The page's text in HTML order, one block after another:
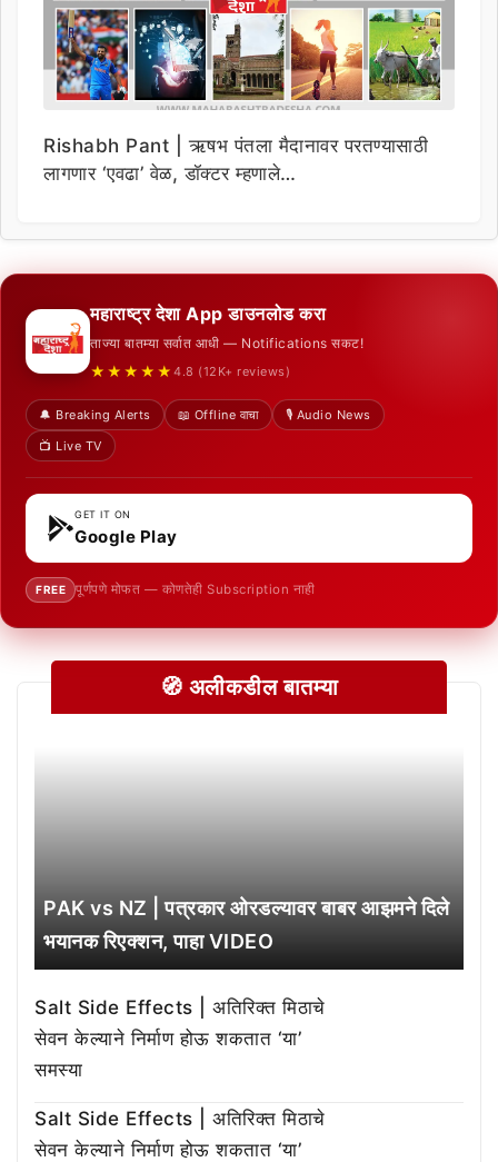
Rishabh Pant | ऋषभ पंतला मैदानावर परतण्यासाठी
लागणार ‘एवढा’ वेळ, डॉक्टर म्हणाले…
महाराष्ट्र देशा App डाउनलोड करा
ताज्या बातम्या सर्वात आधी — Notifications सकट!
★★★★★ 4.8 (12K+ reviews)
🔔 Breaking Alerts 📖 Offline वाचा
🎙️ Audio News
📺 Live TV
GET IT ON
Google Play
FREE पूर्णपणे मोफत — कोणतेही Subscription नाही
🧭 अलीकडील बातम्या
PAK vs NZ | पत्रकार ओरडल्यावर बाबर आझमने दिले
भयानक रिएक्शन, पाहा VIDEO
Salt Side Effects | अतिरिक्त मिठाचे
सेवन केल्याने निर्माण होऊ शकतात ‘या’
समस्या
Salt Side Effects | अतिरिक्त मिठाचे
सेवन केल्याने निर्माण होऊ शकतात ‘या’